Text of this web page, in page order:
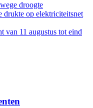
droogte
drukte op elektriciteitsnet
van 11 augustus tot eind